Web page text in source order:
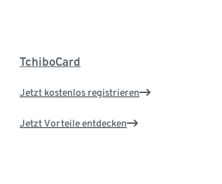
TchiboCard
Jetzt kostenlos registrieren
Jetzt Vorteile entdecken